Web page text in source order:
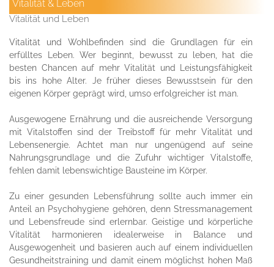
Vitalität & Leben
Vitalität und Leben
Vitalität und Wohlbefinden sind die Grundlagen für ein
erfülltes Leben. Wer beginnt, bewusst zu leben, hat die
besten Chancen auf mehr Vitalität und Leistungsfähigkeit
bis ins hohe Alter. Je früher dieses Bewusstsein für den
eigenen Körper geprägt wird, umso erfolgreicher ist man.
Ausgewogene Ernährung und die ausreichende Versorgung
mit Vitalstoffen sind der Treibstoff für mehr Vitalität und
Lebensenergie. Achtet man nur ungenügend auf seine
Nahrungsgrundlage und die Zufuhr wichtiger Vitalstoffe,
fehlen damit lebenswichtige Bausteine im Körper.
Zu einer gesunden Lebensführung sollte auch immer ein
Anteil an Psychohygiene gehören, denn Stressmanagement
und Lebensfreude sind erlernbar. Geistige und körperliche
Vitalität harmonieren idealerweise in Balance und
Ausgewogenheit und basieren auch auf einem individuellen
Gesundheitstraining und damit einem möglichst hohen Maß